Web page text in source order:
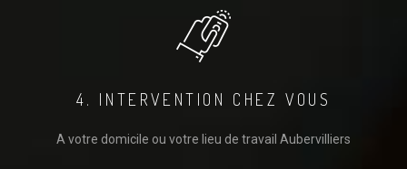
4. INTERVENTION CHEZ VOUS
A votre domicile ou votre lieu de travail Aubervilliers